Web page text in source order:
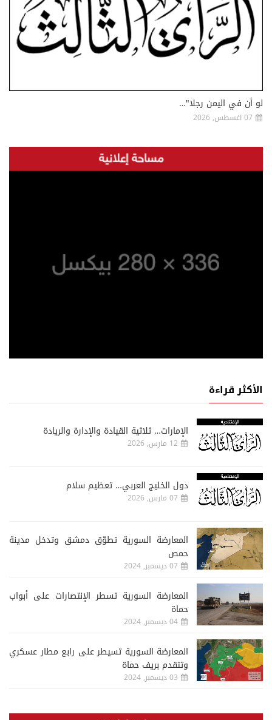
لو أن في اليمن رجلا"…
07 اغسطس, 2026
الأكثر قراءة
الإمارات… ثلاثية القيادة والإدارة والريادة
12 مارس, 2026
دول الخليج العربي… تعظيم سلام
07 مارس, 2026
المعارضة السورية تطوّق دمشق وتدخل مدينة
حمص
07 ديسمبر, 2024
المعارضة السورية تسطر الإنتصارات على أبواب
حماة
04 ديسمبر, 2024
المعارضة السورية تسيطر على رابع مطار عسكري
وتتقدم بريف حماة
03 ديسمبر, 2024